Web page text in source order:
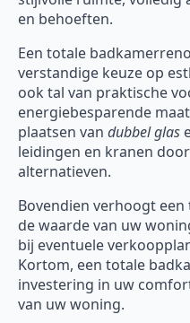
en behoeften.
Een totale
verstandige keuze op
ook tal van praktische
energiebesparende
plaatsen van dubbel glas
leidingen en kranen
alternatieven.
Bovendien verhoogt
de waarde van uw
bij eventuele
Kortom, een totale
investering in uw
van uw woning.